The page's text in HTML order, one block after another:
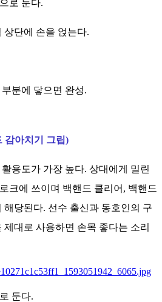
로 둔다.
단에 손을 얹는다.
분에 닿으면 완성.
감아치기 그립)
용도가 가장 높다. 상대에게 밀린
크에 쓰이며 백핸드 클리어, 백핸드
해당된다. 선수 출신과 동호인의 구
대로 사용하면 손목 좋다는 소리
둔다.